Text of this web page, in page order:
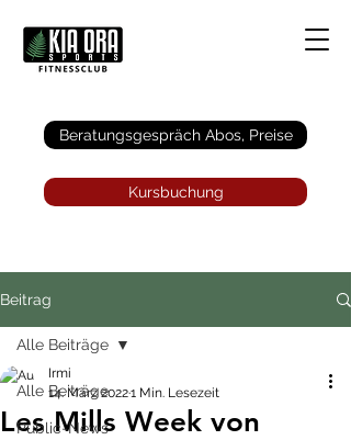
Beratungsgespräch Abos, Preise
Kursbuchung
Beitrag
Alle Beiträge
Public-News
Alle Beiträge
Les Mills Week von
Irmi
14. März 20221 Min. Lesezeit